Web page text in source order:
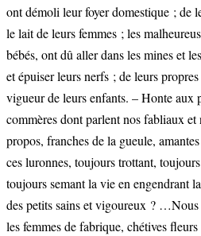
ont démoli leur foyer domestique ; de
le lait de leurs femmes ; les
bébés, ont dû aller dans les mines et
et épuiser leurs nerfs ; de leurs
vigueur de leurs enfants. – Honte aux
commères dont parlent nos fabliaux
propos, franches de la gueule,
ces luronnes, toujours trottant,
toujours semant la vie en engendrant
des petits sains et vigoureux ?
les femmes de fabrique, chétives